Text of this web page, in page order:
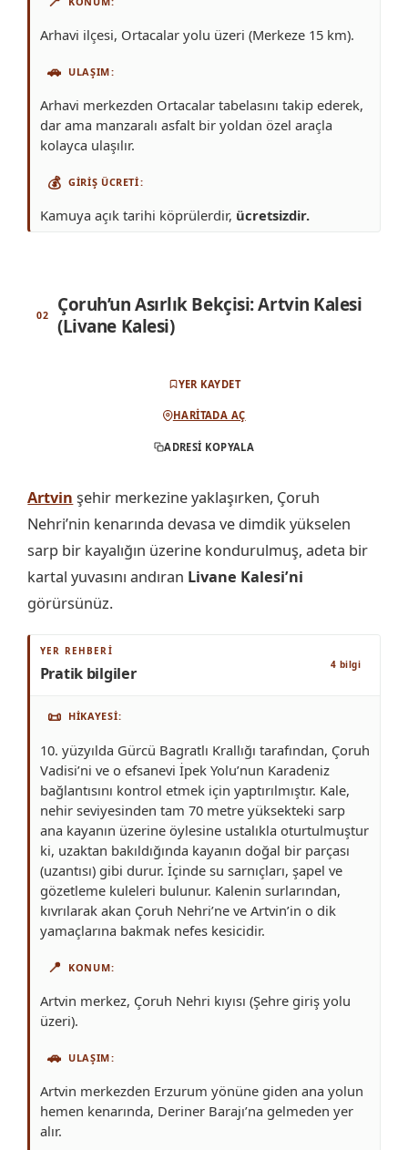
Arhavi ilçesi, Ortacalar yolu üzeri (Merkeze 15 km).
🚗 ULAŞIM
Arhavi merkezden Ortacalar tabelasını takip ederek,
dar ama manzaralı asfalt bir yoldan özel araçla
kolayca ulaşılır.
💰 GIRIŞ ÜCRETI
Kamuya açık tarihi köprülerdir, ücretsizdir.
Çoruh’un Asırlık Bekçisi: Artvin Kalesi
(Livane Kalesi)
YER KAYDET
HARITADA AÇ
ADRESI KOPYALA
Artvin şehir merkezine yaklaşırken, Çoruh
Nehri’nin kenarında devasa ve dimdik yükselen
sarp bir kayalığın üzerine kondurulmuş, adeta bir
kartal yuvasını andıran Livane Kalesi’ni
görürsünüz.
YER REHBERI
Pratik bilgiler 4 bilgi
📜 HIKAYESI
10. yüzyılda Gürcü Bagratlı Krallığı tarafından, Çoruh
Vadisi’ni ve o efsanevi İpek Yolu’nun Karadeniz
bağlantısını kontrol etmek için yaptırılmıştır. Kale,
nehir seviyesinden tam 70 metre yüksekteki sarp
ana kayanın üzerine öylesine ustalıkla oturtulmuştur
ki, uzaktan bakıldığında kayanın doğal bir parçası
(uzantısı) gibi durur. İçinde su sarnıçları, şapel ve
gözetleme kuleleri bulunur. Kalenin surlarından,
kıvrılarak akan Çoruh Nehri’ne ve Artvin’in o dik
yamaçlarına bakmak nefes kesicidir.
📍 KONUM
Artvin merkez, Çoruh Nehri kıyısı (Şehre giriş yolu
üzeri).
🚗 ULAŞIM
Artvin merkezden Erzurum yönüne giden ana yolun
hemen kenarında, Deriner Barajı’na gelmeden yer
alır.